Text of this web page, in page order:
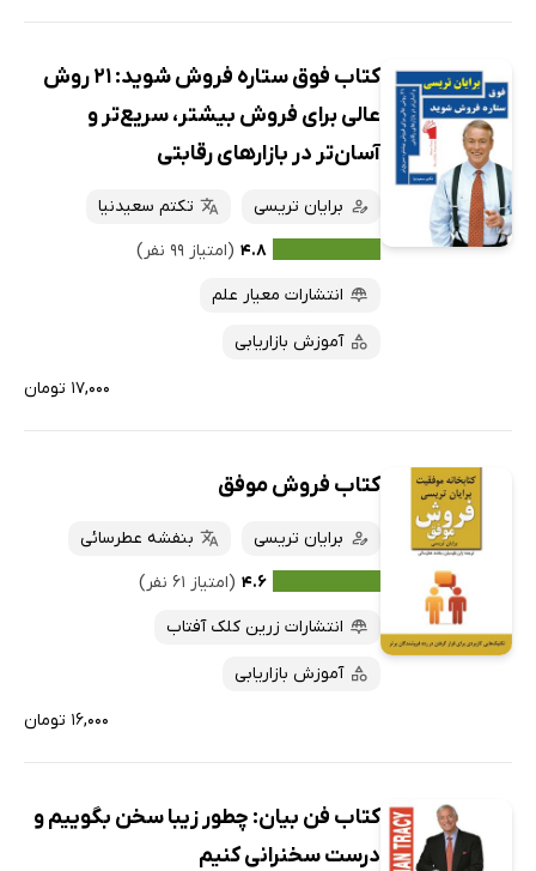
کتاب فوق ستاره فروش شوید: 21 روش
عالی برای فروش بیشتر، سریع‌تر و
آسان‌تر در بازارهای رقابتی
برایان تریسی
تکتم سعیدنیا
۴.۸ (امتیاز ۹۹ نفر)
انتشارات معیار علم
آموزش بازاریابی
۱۷,۰۰۰ تومان
کتاب فروش موفق
برایان تریسی
بنفشه عطرسائی
۴.۶ (امتیاز ۶۱ نفر)
انتشارات زرین کلک آفتاب
آموزش بازاریابی
۱۶,۰۰۰ تومان
کتاب فن بیان: چطور زیبا سخن بگوییم و
درست سخنرانی کنیم